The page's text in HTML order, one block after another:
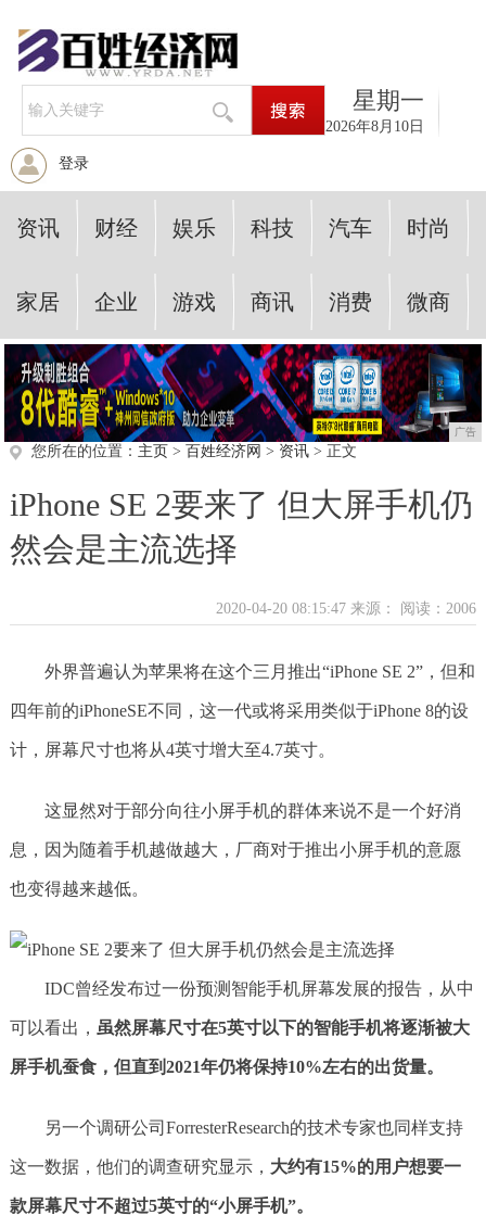
星期一
2026年8月10日
登录
资讯 财经 娱乐 科技 汽车 时尚
家居 企业 游戏 商讯 消费 微商
广告
您所在的位置： 主页 > 百姓经济网 > 资讯> 正文
iPhone SE 2要来了 但大屏手机仍
然会是主流选择
2020-04-20 08:15:47 来源： 阅读：2006
外界普遍认为苹果将在这个三月推出“iPhone SE 2”，但和
四年前的iPhoneSE不同，这一代或将采用类似于iPhone 8的设
计，屏幕尺寸也将从4英寸增大至4.7英寸。
这显然对于部分向往小屏手机的群体来说不是一个好消
息，因为随着手机越做越大，厂商对于推出小屏手机的意愿
也变得越来越低。
IDC曾经发布过一份预测智能手机屏幕发展的报告，从中
可以看出， 虽然屏幕尺寸在5英寸以下的智能手机将逐渐被大
屏手机蚕食，但直到2021年仍将保持10%左右的出货量。
另一个调研公司ForresterResearch的技术专家也同样支持
这一数据，他们的调查研究显示， 大约有15%的用户想要一
款屏幕尺寸不超过5英寸的“小屏手机”。